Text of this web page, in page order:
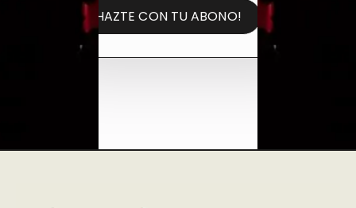
¡HAZTE CON TU ABONO!